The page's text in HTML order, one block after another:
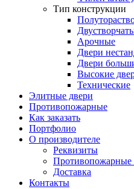
Тип конструкции
Арочные
Двери
Двери
Высокие
Технические
Элитные двери
Противопожарные
Как заказать
Портфолио
О производителе
Реквизиты
Противопожарные
Доставка
Контакты